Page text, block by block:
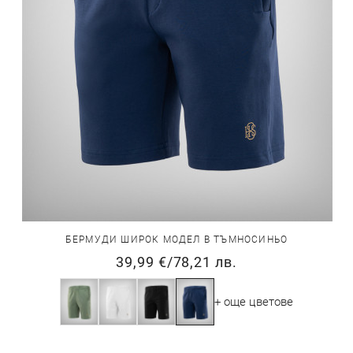
БЕРМУДИ ШИРОК МОДЕЛ В ТЪМНОСИНЬО
39,99 €/78,21 лв.
+ още цветове